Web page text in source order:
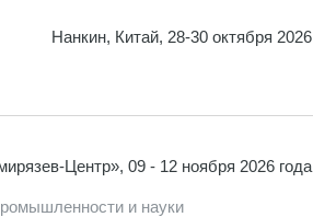
Нанкин, Китай, 28-30 октября 2026
Центр», 09 - 12 ноября 2026 года
и науки